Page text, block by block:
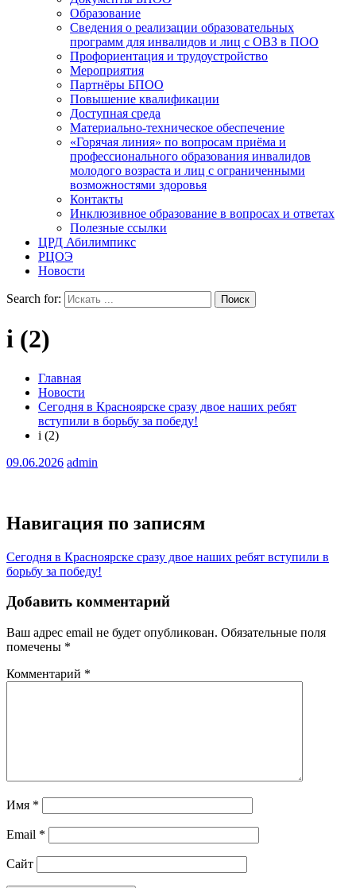
Образование
Сведения о реализации образовательных
программ для инвалидов и лиц с ОВЗ в ПОО
Профориентация и трудоустройство
Мероприятия
Партнёры БПОО
Повышение квалификации
Доступная среда
Материально-техническое обеспечение
«Горячая линия» по вопросам приёма и
профессионального образования инвалидов
молодого возраста и лиц с ограниченными
возможностями здоровья
Контакты
Инклюзивное образование в вопросах и ответах
Полезные ссылки
ЦРД Абилимпикс
РЦОЭ
Новости
Search for:
i (2)
Главная
Новости
Сегодня в Красноярске сразу двое наших ребят
вступили в борьбу за победу!
i (2)
09.06.2026 admin
Навигация по записям
Сегодня в Красноярске сразу двое наших ребят вступили в
борьбу за победу!
Добавить комментарий
Ваш адрес email не будет опубликован. Обязательные поля
помечены *
Комментарий *
Имя *
Email *
Сайт